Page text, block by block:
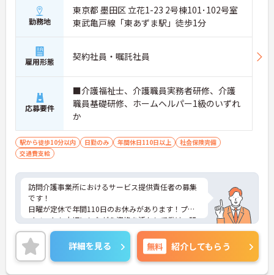
勤務地
東京都 墨田区 立花1-23 2号棟101･102号室
東武亀戸線「東あずま駅」徒歩1分
雇用形態 契約社員・嘱託社員
応募要件
■介護福祉士、介護職員実務者研修、介護
職員基礎研修、ホームヘルパー1級のいずれ
か
駅から徒歩10分以内 日勤のみ 年間休日110日以上
社会保険完備
交通費支給
訪問介護事業所におけるサービス提供責任者の募集
です！
日曜が定休で年間110日のお休みがあります！プラ
イベートも大切にしながら資格を活かして働け、研
修や勉強会などスキルアップを目指せる環境も整っ
ています！
ご興味ある方には、面接のポイントなど、さらに詳
細をお話致しますのでお気軽にご相談ください。
詳細を見る 無料 紹介してもらう